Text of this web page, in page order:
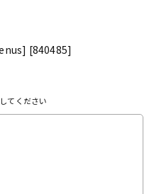
[840485]
てください